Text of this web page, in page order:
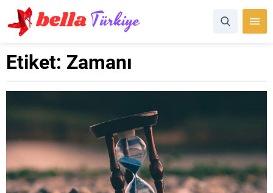
Etiket: Zamanı